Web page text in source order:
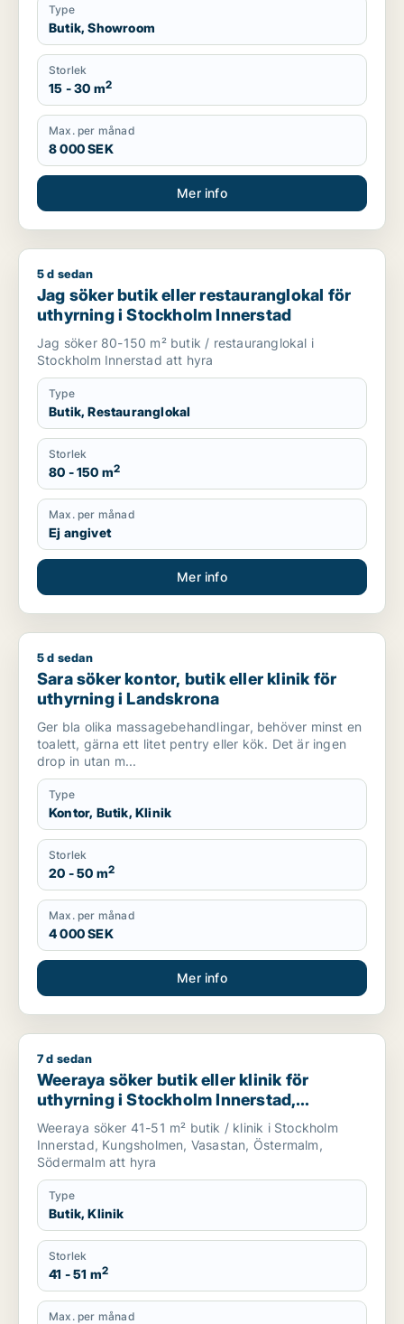
Type
Butik, Showroom
Storlek
15 - 30 m2
Max. per månad
8 000 SEK
Mer info
Jag söker butik eller restauranglokal för uthyrning i
5 d sedan
Jag söker butik eller restauranglokal för
uthyrning i Stockholm Innerstad
Jag söker 80-150 m² butik / restauranglokal i
Stockholm Innerstad att hyra
Type
Butik, Restauranglokal
Storlek
80 - 150 m2
Max. per månad
Ej angivet
Mer info
Sara söker kontor, butik eller klinik för uthyrning i
5 d sedan
Sara söker kontor, butik eller klinik för
uthyrning i Landskrona
Ger bla olika massagebehandlingar, behöver minst en
toalett, gärna ett litet pentry eller kök. Det är ingen
drop in utan m...
Type
Kontor, Butik, Klinik
Storlek
20 - 50 m2
Max. per månad
4 000 SEK
Mer info
Weeraya söker butik eller klinik för uthyrning i Stockholm
7 d sedan
Weeraya söker butik eller klinik för
uthyrning i Stockholm Innerstad,
Kungsholmen eller Vasastan m.fl.
Weeraya söker 41-51 m² butik / klinik i Stockholm
Innerstad, Kungsholmen, Vasastan, Östermalm,
Södermalm att hyra
Type
Butik, Klinik
Storlek
41 - 51 m2
Max. per månad